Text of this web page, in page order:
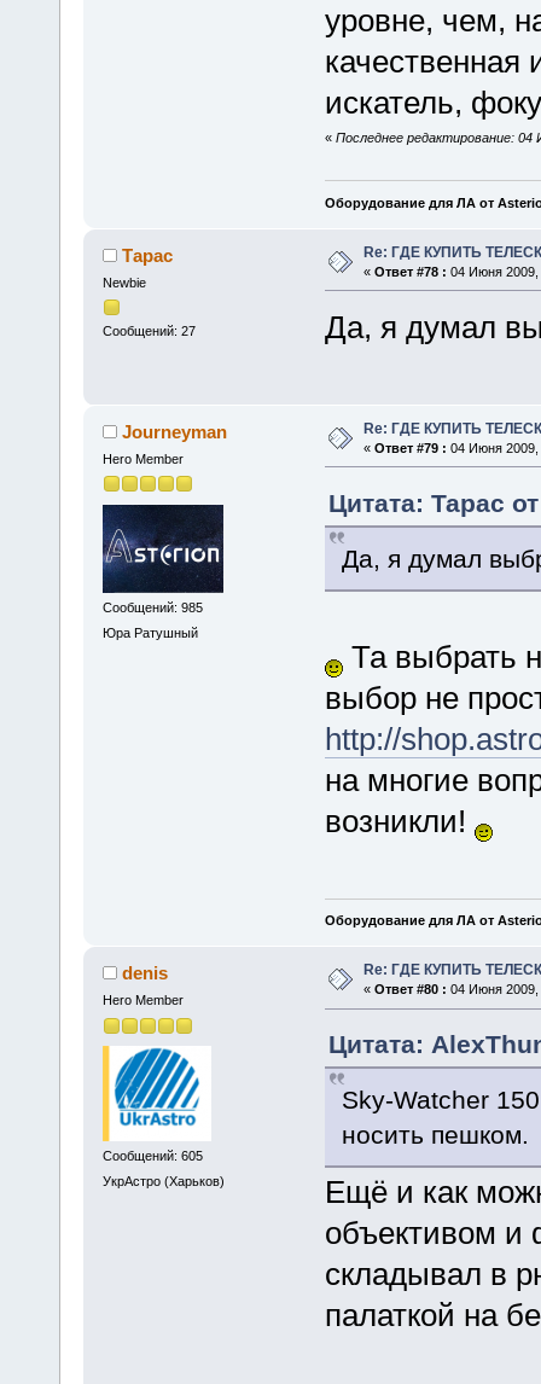
уровне, чем,
качественная
искатель,
« Последнее редактирование:
Оборудование для ЛА от
Тарас
Newbie
Сообщений: 27
Re: ГДЕ КУПИТЬ
« Ответ #78 : 04 Июня 2009,
Да, я думал
Journeyman
Hero Member
Сообщений: 985
Юра Ратушный
Re: ГДЕ КУПИТЬ
« Ответ #79 : 04 Июня 2009,
Цитата: Тарас
Да, я думал
Та выбрать
выбор не
http://
на многие
возникли!
Оборудование для ЛА от
denis
Hero Member
Сообщений: 605
УкрАстро (Харьков)
Re: ГДЕ КУПИТЬ
« Ответ #80 : 04 Июня 2009,
Цитата:
Sky-Watcher
носить пешком.
Ещё и как
объективом и
складывал в
палаткой на